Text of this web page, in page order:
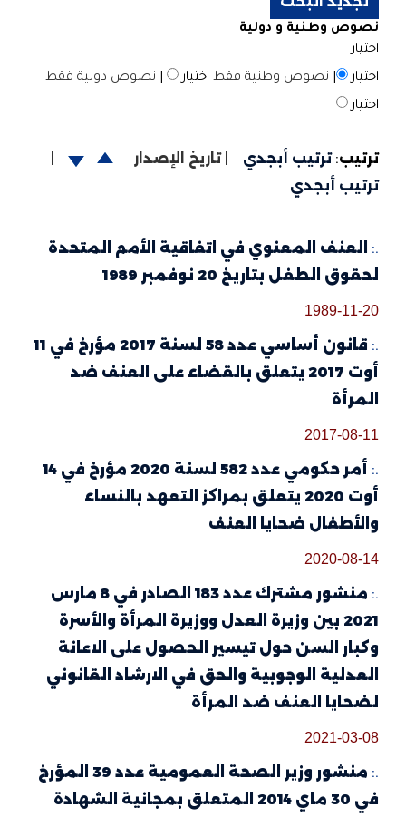
نصوص وطنية و دولية
اختيار
اختيار
| نصوص وطنية فقط اختيار | نصوص دولية فقط
اختيار
ترتيب: ترتيب أبجدي | تاريخ الإصدار
|
ترتيب أبجدي
العنف المعنوي في اتفاقية الأمم المتحدة
لحقوق الطفل بتاريخ 20 نوفمبر 1989
1989-11-20
قانون أساسي عدد 58 لسنة 2017 مؤرخ في 11
أوت 2017 يتعلق بالقضاء على العنف ضد
المرأة
2017-08-11
أمر حكومي عدد 582 لسنة 2020 مؤرخ في 14
أوت 2020 يتعلق بمراكز التعهد بالنساء
والأطفال ضحايا العنف
2020-08-14
منشور مشترك عدد 183 الصادر في 8 مارس
2021 بين وزيرة العدل ووزيرة المرأة والأسرة
وكبار السن حول تيسير الحصول على الاعانة
العدلية الوجوبية والحق في الارشاد القانوني
لضحايا العنف ضد المرأة
2021-03-08
منشور وزير الصحة العمومية عدد 39 المؤرخ
في 30 ماي 2014 المتعلق بمجانية الشهادة